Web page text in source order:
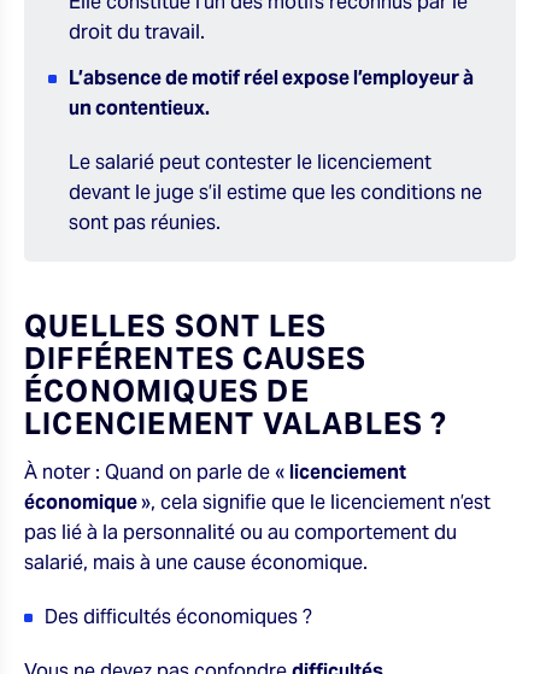
droit du travail.
L’absence de motif réel expose l’employeur à
un contentieux.
Le salarié peut contester le licenciement
devant le juge s’il estime que les conditions ne
sont pas réunies.
QUELLES SONT LES
DIFFÉRENTES CAUSES
ÉCONOMIQUES DE
LICENCIEMENT VALABLES ?
À noter : Quand on parle de «licenciement
économique», cela signifie que le licenciement n’est
pas lié à la personnalité ou au comportement du
salarié, mais à une cause économique.
Des difficultés économiques ?